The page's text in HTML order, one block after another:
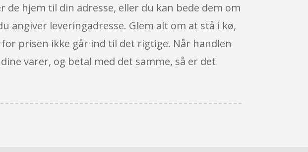
hjem til din adresse, eller du kan bede dem om
angiver leveringadresse. Glem alt om at stå i kø,
prisen ikke går ind til det rigtige. Når handlen
varer, og betal med det samme, så er det